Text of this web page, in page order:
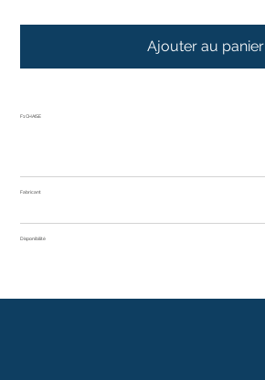
Ajouter au panier
F1 CHAISE
Fabricant
Disponibilité